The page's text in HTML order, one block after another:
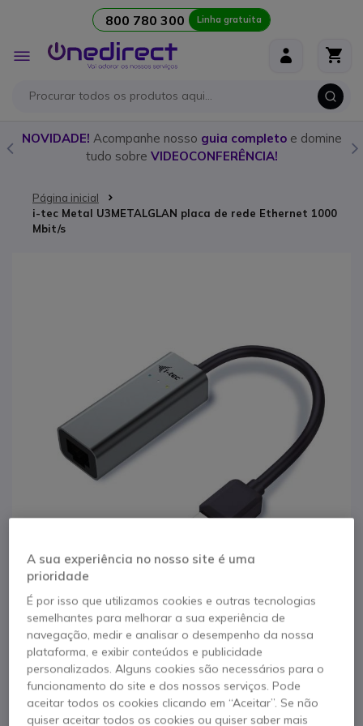
800 780 300 Linha gratuita
Alternar
Nav
NOVIDADE! Acompanhe nosso guia completoe domine
tudo sobre VIDEOCONFERÊNCIA!
Página inicial
i-tec Metal U3METALGLAN placa de rede Ethernet 1000
Mbit/s
i-tec Metal
U3METALGLAN placa
de rede Ethernet
Saltar para o início da Galeria de imagens
A sua experiência no nosso site é uma
prioridade
É por isso que utilizamos cookies e outras tecnologias
semelhantes para melhorar a sua experiência de
navegação, medir e analisar o desempenho da nossa
plataforma, e exibir conteúdos e publicidade
personalizados. Alguns cookies são necessários para o
funcionamento do site e dos nossos serviços. Pode
aceitar todos os cookies clicando em “Aceitar”. Se não
quiser aceitar todos os cookies ou quiser saber mais